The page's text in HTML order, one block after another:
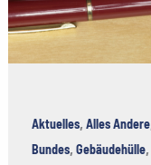
Aktuelles, Alles Andere,
Bundes, Gebäudehülle,